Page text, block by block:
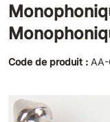
Code de produit :